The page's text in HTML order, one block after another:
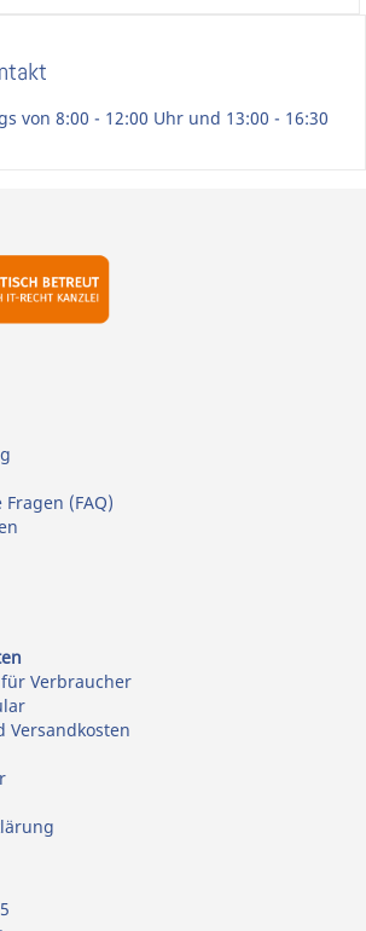
von 8:00 - 12:00 Uhr und 13:00 - 16:30
(FAQ)
Verbraucher
Versandkosten